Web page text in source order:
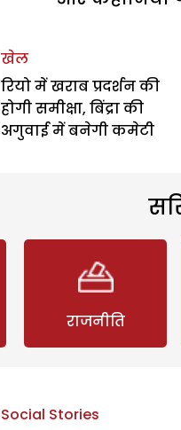
खेल
रियो में खराब प्रदर्शन की
होगी समीक्षा, बिंद्रा की
अगुवाई में बनेगी कमेटी
राजनीति
Social Stories